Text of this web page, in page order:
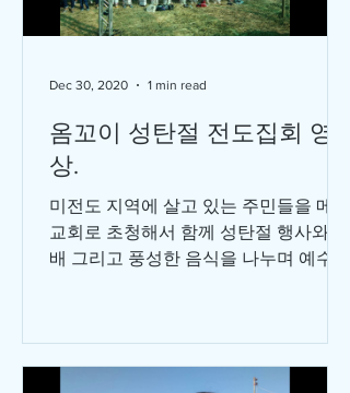
옴꼬이 성탄절 전도집회 영
상.
미전도 지역에 살고 있는 주민들을 메똠
교회로 초청해서 함께 성탄절 행사와 예
배 그리고 풍성한 음식을 나누며 예수님
결단하고 세례를...
Dec 30, 2020 1 min read